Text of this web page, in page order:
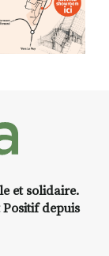
du festival
vous
et solidaire.
depuis